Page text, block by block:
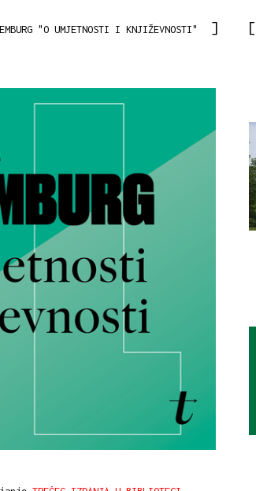
"O UMJETNOSTI I KNJIŽEVNOSTI"